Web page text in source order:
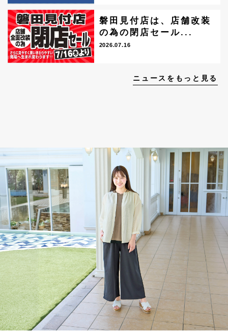
磐田見付店は、店舗改装
の為の閉店セール...
2026.07.16
ニュースをもっと見る